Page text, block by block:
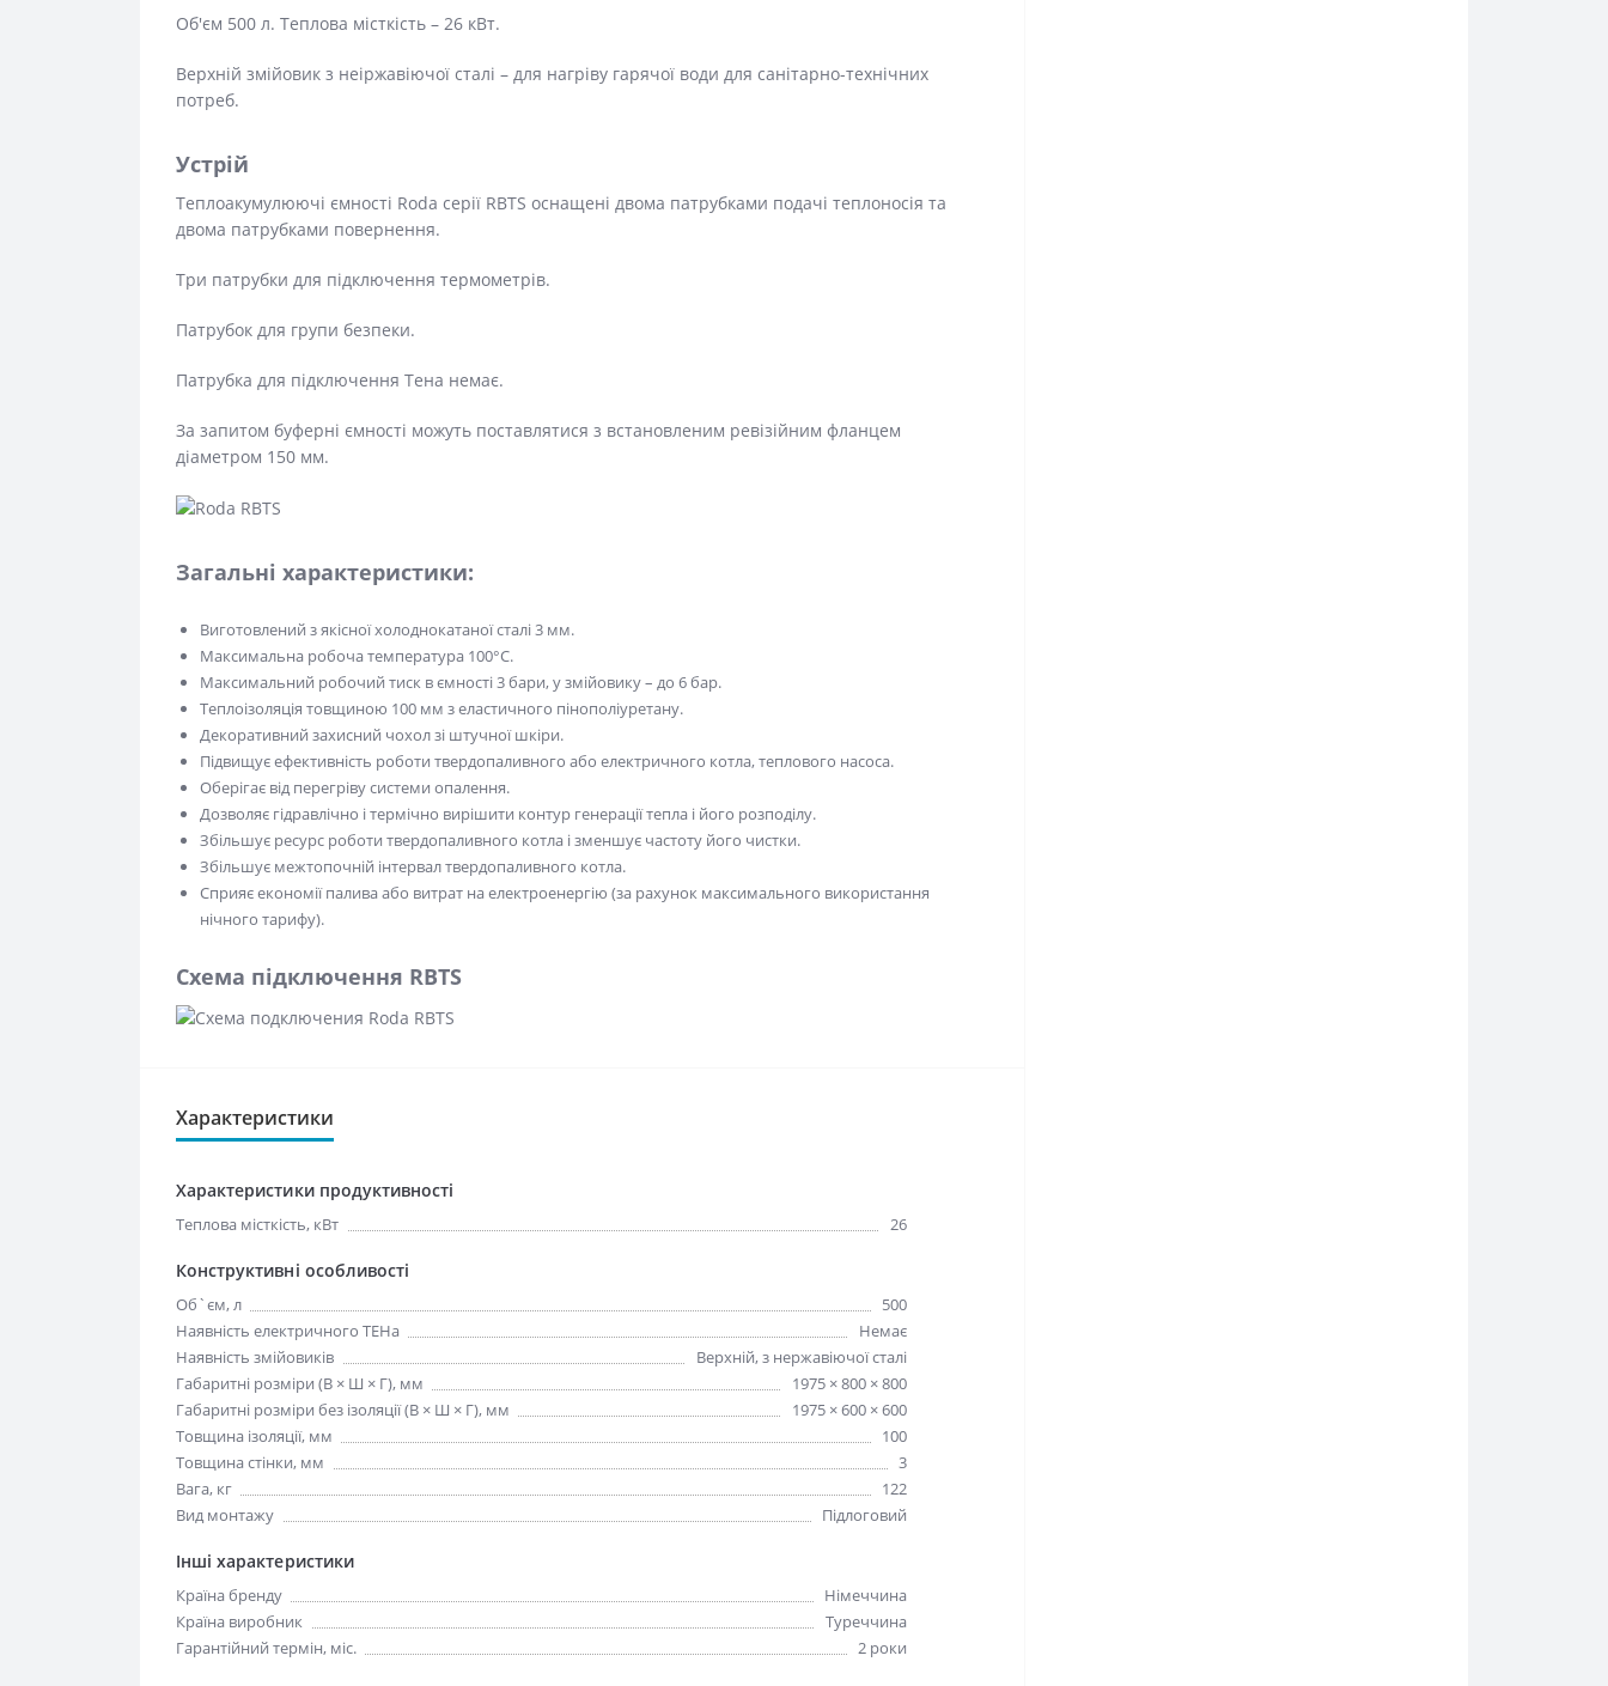
Об'єм 500 л. Теплова місткість – 26 кВт.
Верхній змійовик з неіржавіючої сталі – для нагріву гарячої води для санітарно-технічних
потреб.
Устрій
Теплоакумулюючі ємності Roda серії RBTS оснащені двома патрубками подачі теплоносія та
двома патрубками повернення.
Три патрубки для підключення термометрів.
Патрубок для групи безпеки.
Патрубка для підключення Тена немає.
За запитом буферні ємності можуть поставлятися з встановленим ревізійним фланцем
діаметром 150 мм.
Загальні характеристики:
Виготовлений з якісної холоднокатаної сталі 3 мм.
Максимальна робоча температура 100°С.
Максимальний робочий тиск в ємності 3 бари, у змійовику – до 6 бар.
Теплоізоляція товщиною 100 мм з еластичного пінополіуретану.
Декоративний захисний чохол зі штучної шкіри.
Підвищує ефективність роботи твердопаливного або електричного котла, теплового насоса.
Оберігає від перегріву системи опалення.
Дозволяє гідравлічно і термічно вирішити контур генерації тепла і його розподілу.
Збільшує ресурс роботи твердопаливного котла і зменшує частоту його чистки.
Збільшує межтопочній інтервал твердопаливного котла.
Сприяє економії палива або витрат на електроенергію (за рахунок максимального використання
нічного тарифу).
Схема підключення RBTS
Характеристики
Характеристики продуктивності
Теплова місткість, кВт 26
Конструктивні особливості
Об`єм, л
500
Наявність електричного ТЕНа
Немає
Наявність змійовиків
Верхній, з нержавіючої сталі
Габаритні розміри (В × Ш × Г), мм
1975 × 800 × 800
Габаритні розміри без ізоляції (В × Ш × Г), мм
1975 × 600 × 600
Товщина ізоляції, мм
100
Товщина стінки, мм
3
Вага, кг
122
Вид монтажу
Підлоговий
Інші характеристики
Країна бренду
Німеччина
Країна виробник
Туреччина
Гарантійний термін, міс.
2 роки